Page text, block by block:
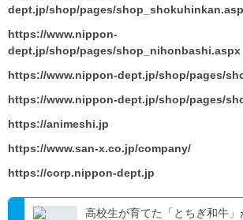
dept.jp/shop/pages/
https://www.nippon-
dept.jp/shop/pages/shop_nihonbashi.aspx
https://www.nippon-dept.jp/shop/pages/
https://www.nippon-dept.jp/shop/pages/
https://animeshi.jp
https://www.san-x.co.jp/company/
https://corp.nippon-dept.jp
高校生が育てた「とちぎ和牛